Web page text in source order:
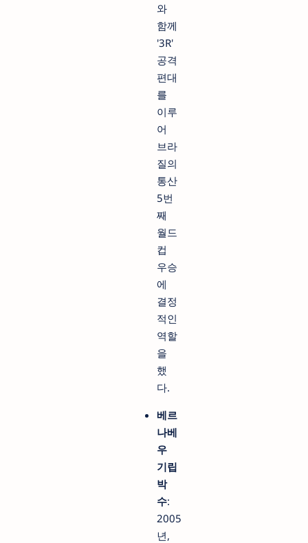
와
함께
'3R'
공격
편대
를
이루
어
브라
질의
통산
5번
째
월드
컵
우승
에
결정
적인
역할
을
했
다.
베르
나베
우
기립
박
수:
2005
년,